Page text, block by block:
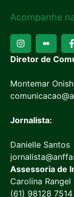
Acompanhe
Diretor de
Montemar
Jornalista:
Danielle Santos
Assessoria de
Carolina Rangel
(61) 98128 7514